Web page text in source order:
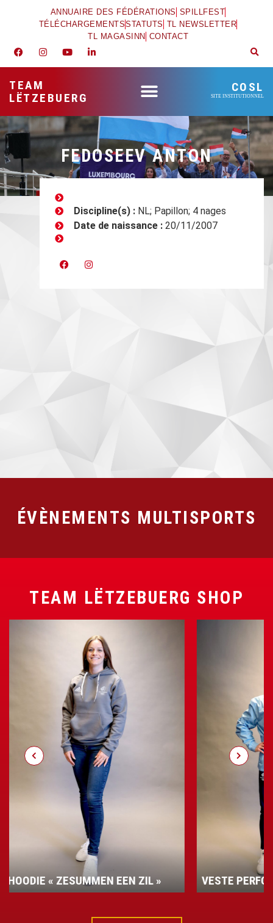
ANNUAIRE DES FÉDÉRATIONS SPILLFEST
TÉLÉCHARGEMENTSSTATUTS TL NEWSLETTER
TL MAGASINN CONTACT
TEAM
LËTZEBUERG
COSL
SITE INSTITUTIONNEL
FEDOSEEV ANTON
Discipline(s) :NL; Papillon; 4 nages
Date de naissance :20/11/2007
ÉVÈNEMENTS MULTISPORTS
TEAM LËTZEBUERG SHOP
» VESTE PERFORMANCE T-